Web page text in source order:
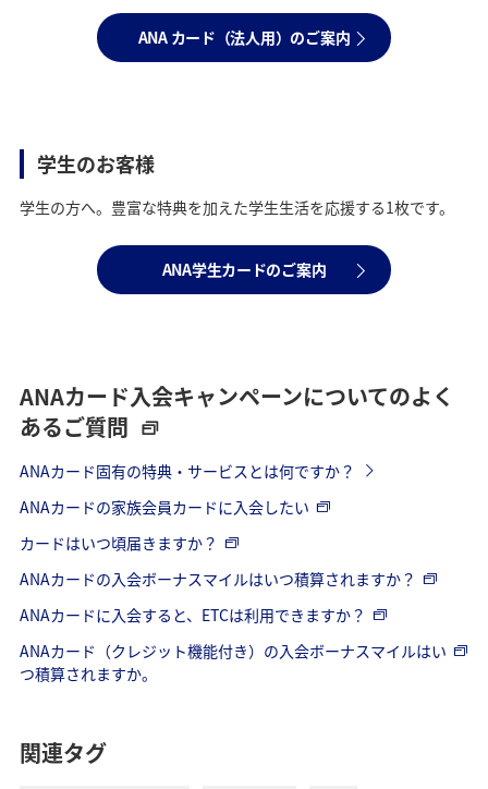
ANA カード（法人用）のご案内
学生のお客様
学生の方へ。豊富な特典を加えた学生生活を応援する1枚です。
ANA学生カードのご案内
ANAカード入会キャンペーンについてのよく
あるご質問
ANAカード固有の特典・サービスとは何ですか？
ANAカードの家族会員カードに入会したい
カードはいつ頃届きますか？
ANAカードの入会ボーナスマイルはいつ積算されますか？
ANAカードに入会すると、ETCは利用できますか？
ANAカード（クレジット機能付き）の入会ボーナスマイルはい
つ積算されますか。
関連タグ